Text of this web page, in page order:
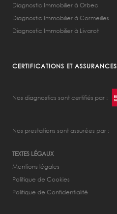
Diagnostic Immobilier à Orbec
Diagnostic Immobilier à Cormeilles
Diagnostic Immobilier à Livarot
CERTIFICATIONS ET ASSURANCES
Nos diagnostics sont certifiés par :
Nos prestations sont assurées par :
TEXTES LÉGAUX
Mentions légales
Politique de Cookies
Politique de Confidentialité